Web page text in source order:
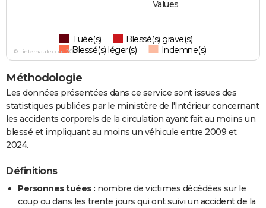
Values
Tuée(s)
Blessé(s) grave(s)
Blessé(s) léger(s)
Indemne(s)
© Linternaute.com 2026
Méthodologie
Les données présentées dans ce service sont issues des
statistiques publiées par le ministère de l'Intérieur concernant
les accidents corporels de la circulation ayant fait au moins un
blessé et impliquant au moins un véhicule entre 2009 et
2024.
Définitions
Personnes tuées : nombre de victimes décédées sur le
coup ou dans les trente jours qui ont suivi un accident de la